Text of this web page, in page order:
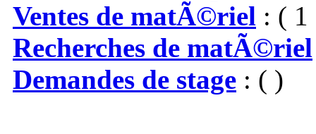
Ventes de matÃ©riel : ( 1
Recherches de matÃ©riel
Demandes de stage : ( )